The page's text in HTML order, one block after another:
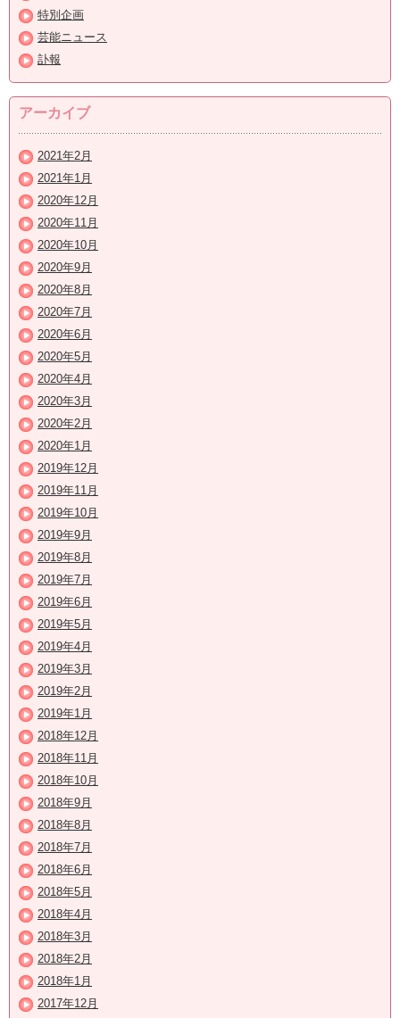
特別企画
芸能ニュース
訃報
アーカイブ
2021年2月
2021年1月
2020年12月
2020年11月
2020年10月
2020年9月
2020年8月
2020年7月
2020年6月
2020年5月
2020年4月
2020年3月
2020年2月
2020年1月
2019年12月
2019年11月
2019年10月
2019年9月
2019年8月
2019年7月
2019年6月
2019年5月
2019年4月
2019年3月
2019年2月
2019年1月
2018年12月
2018年11月
2018年10月
2018年9月
2018年8月
2018年7月
2018年6月
2018年5月
2018年4月
2018年3月
2018年2月
2018年1月
2017年12月